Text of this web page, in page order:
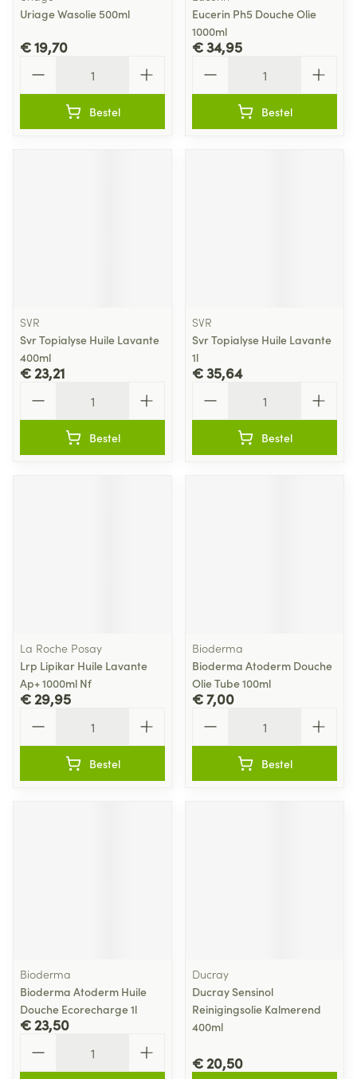
Uriage Wasolie 500ml
€ 19,70
Bestel
Eucerin Ph5 Douche Olie
1000ml
€ 34,95
Bestel
SVR
Svr Topialyse Huile Lavante
400ml
€ 23,21
Bestel
SVR
Svr Topialyse Huile Lavante
1l
€ 35,64
Bestel
La Roche Posay
Lrp Lipikar Huile Lavante
Ap+ 1000ml Nf
€ 29,95
Bestel
Bioderma
Bioderma Atoderm Douche
Olie Tube 100ml
€ 7,00
Bestel
Bioderma
Bioderma Atoderm Huile
Douche Ecorecharge 1l
€ 23,50
Ducray
Ducray Sensinol
Reinigingsolie Kalmerend
400ml
€ 20,50